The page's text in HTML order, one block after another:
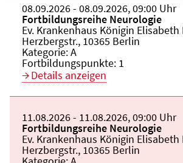
Beginn:
08.09.2026Ende und Anfangszeit:
- 08.09.2026,09:00 Uhr
Veranstaltungstitel:
Fortbildungsreihe Neurologie
Veranstaltungsort:
Ev. Krankenhaus Königin Elisabeth
Herzbergstr., 10365 Berlin
Kategorie:A
Fortbildungspunkte: 1
Details anzeigen
Beginn:
11.08.2026Ende und Anfangszeit:
- 11.08.2026,09:00 Uhr
Veranstaltungstitel:
Fortbildungsreihe Neurologie
Veranstaltungsort:
Ev. Krankenhaus Königin Elisabeth
Herzbergstr., 10365 Berlin